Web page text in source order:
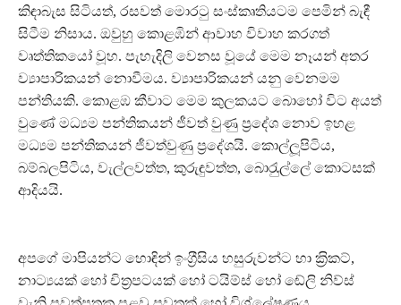
කිඳාබැස සිටියත්, රසවත් මොරටු සංස්කෘතියටම පෙමින් බැඳී
සිටීම නිසාය. ඔවුහු කොළඹින් ආවාහ විවාහ කරගත්
වෘත්තිකයෝ වූහ. පැහැදිලි වෙනස වූයේ මෙම නෑයන් අතර
ව්‍යාපාරිකයන් නොවීමය. ව්‍යාපාරිකයන් යනු වෙනමම
පන්තියකි. කොළඹ කීවාට මෙම කුලකයට බොහෝ විට අයත්
වුණේ මධ්‍යම පන්තිකයන් ජීවත් වුණු ප‍්‍රදේශ නොව ඉහළ
මධ්‍යම පන්තිකයන් ජීවත්වුණු ප‍්‍රදේශයි. කොල්ලූපිටිය,
බම්බලපිටිය, වැල්ලවත්ත, කුරුඳුවත්ත, බොරැුල්ලේ කොටසක්
ආදියයි.
අපගේ මාපියන්ට හොඳින් ඉංග‍්‍රීසිය හසුරුවන්ට හා ක‍්‍රිකට්,
නාට්‍යයක් හෝ චිත‍්‍රපටයක් හෝ ටයිම්ස් හෝ ඬේලි නිව්ස්